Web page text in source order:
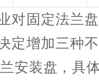
对固定法兰
定增加三种
安装盘，具